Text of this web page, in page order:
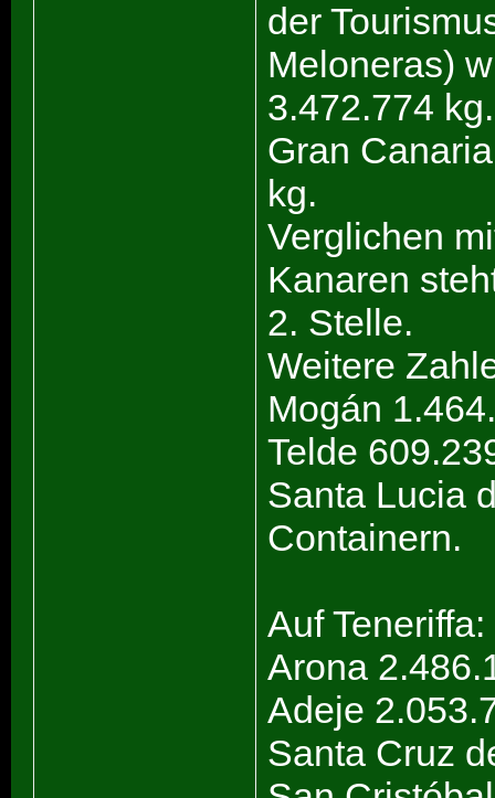
der
Meloneras)
3.472.774
Gran
kg.
Verglichen
Kanaren
2. Stelle.
Weitere
Mogán
Telde
Santa Lucia
Containern.
Auf Teneriffa:
Arona
Adeje
Santa Cruz